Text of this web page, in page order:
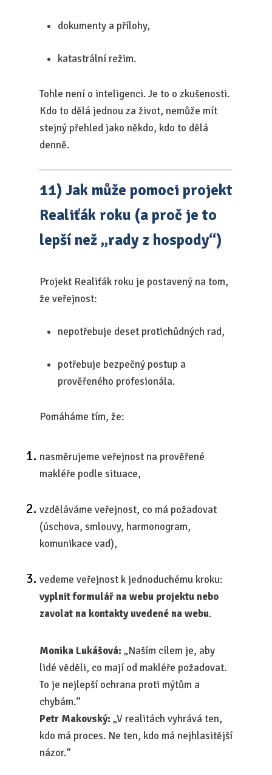
dokumenty a přílohy,
katastrální režim.
Tohle není o inteligenci. Je to o zkušenosti.
Kdo to dělá jednou za život, nemůže mít
stejný přehled jako někdo, kdo to dělá
denně.
11) Jak může pomoci projekt
Realiťák roku (a proč je to
lepší než „rady z hospody“)
Projekt Realiťák roku je postavený na tom,
že veřejnost:
nepotřebuje deset protichůdných rad,
potřebuje bezpečný postup a
prověřeného profesionála.
Pomáháme tím, že:
nasměrujeme veřejnost na prověřené
makléře podle situace,
vzděláváme veřejnost, co má požadovat
(úschova, smlouvy, harmonogram,
komunikace vad),
vedeme veřejnost k jednoduchému kroku:
vyplnit formulář na webu projektu nebo
zavolat na kontakty uvedené na webu.
Monika Lukášová: „Naším cílem je, aby
lidé věděli, co mají od makléře požadovat.
To je nejlepší ochrana proti mýtům a
chybám.“
Petr Makovský: „V realitách vyhrává ten,
kdo má proces. Ne ten, kdo má nejhlasitější
názor.“